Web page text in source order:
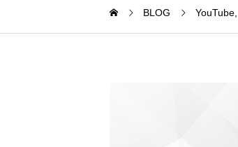
BLOG YouTube